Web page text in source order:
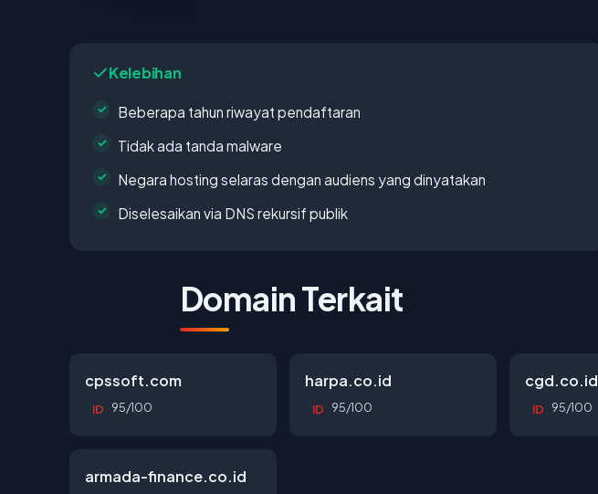
Kelebihan
Beberapa tahun riwayat pendaftaran
Tidak ada tanda malware
Negara hosting selaras dengan audiens yang dinyatakan
Diselesaikan via DNS rekursif publik
Domain Terkait
cpssoft.com
ID 95/100
harpa.co.id
ID 95/100
cgd.co.id
ID 95/100
armada-finance.co.id